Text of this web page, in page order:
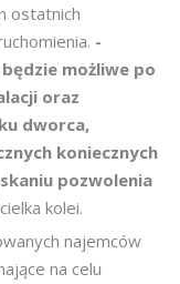
ostatnich
-
możliwe po
oraz
dworca,
koniecznych
pozwolenia
kolei.
najemców
na celu